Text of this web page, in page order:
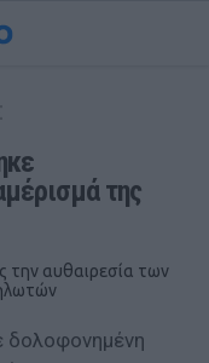
της
την αυθαιρεσία των